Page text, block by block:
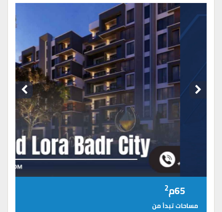
65م 2
مساحات تبدأ من